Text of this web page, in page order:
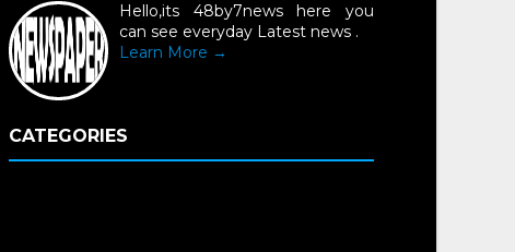
Hello,its 48by7news here you
can see everyday Latest news .
Learn More →
CATEGORIES